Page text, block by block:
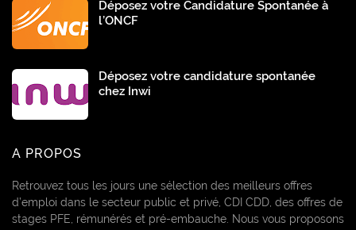
Déposez votre Candidature Spontanée à
l’ONCF
Déposez votre candidature spontanée
chez Inwi
A PROPOS
Retrouvez tous les jours une sélection des meilleurs offres
d’emploi dans le secteur public et privé, CDI CDD, des offres de
stages PFE, rémunérés et pré-embauche. Nous vous proposons